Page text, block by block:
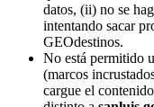
datos, (ii) no se
intentando sacar
GEOdestinos.
No está permitido
(marcos
cargue el